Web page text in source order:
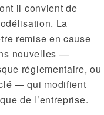
il convient de
La
remise en cause
nouvelles —
réglementaire, ou
— qui modifient
de l’entreprise.